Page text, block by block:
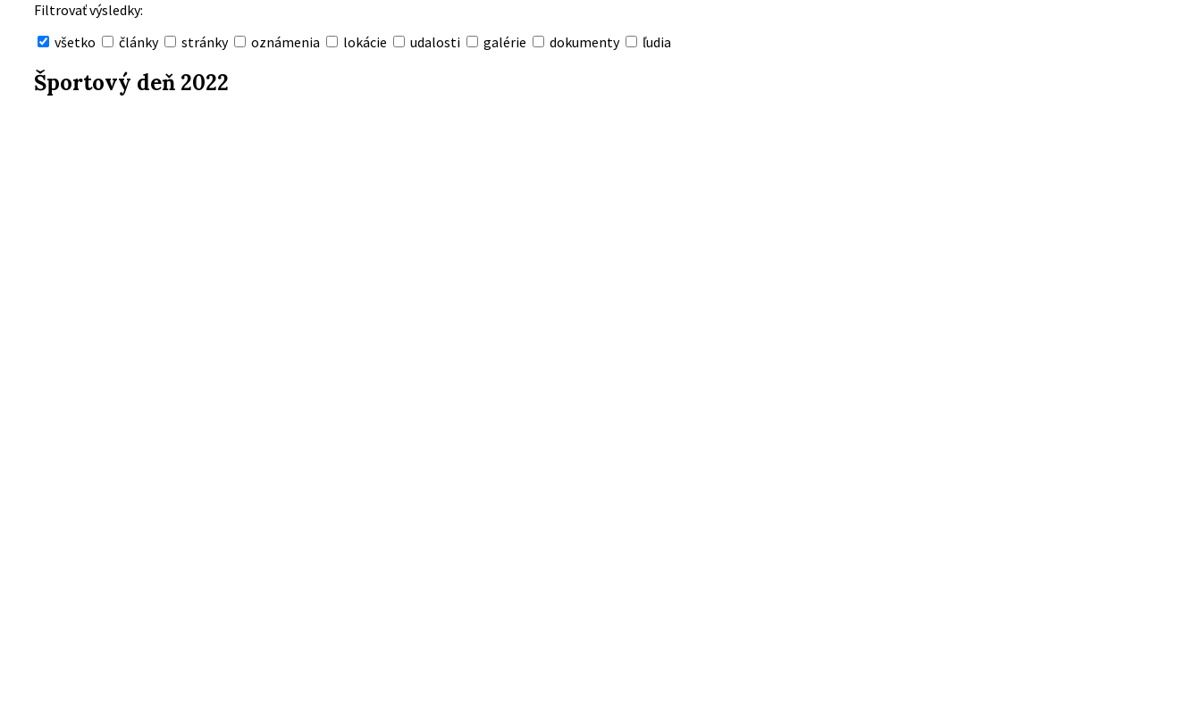
Filtrovať výsledky:
všetko
články stránky oznámenia lokácie udalosti galérie dokumenty ľudia
vyhľadávanie
Športový deň 2022